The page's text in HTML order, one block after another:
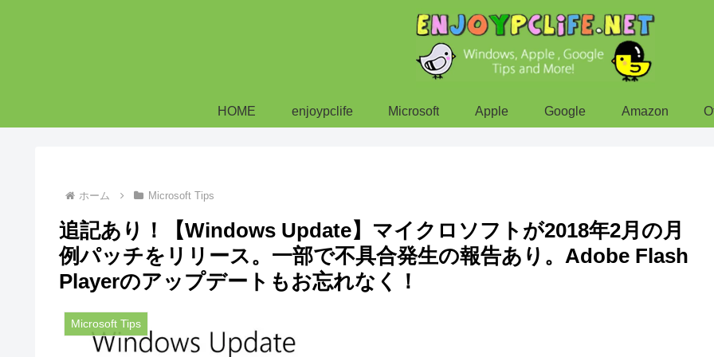
HOME enjoypclife Microsoft Apple Google Amazon
ホーム Microsoft Tips
追記あり！【Windows Update】マイクロソフトが2018年2月の月
例パッチをリリース。一部で不具合発生の報告あり。Adobe Flash
Playerのアップデートもお忘れなく！
Microsoft Tips